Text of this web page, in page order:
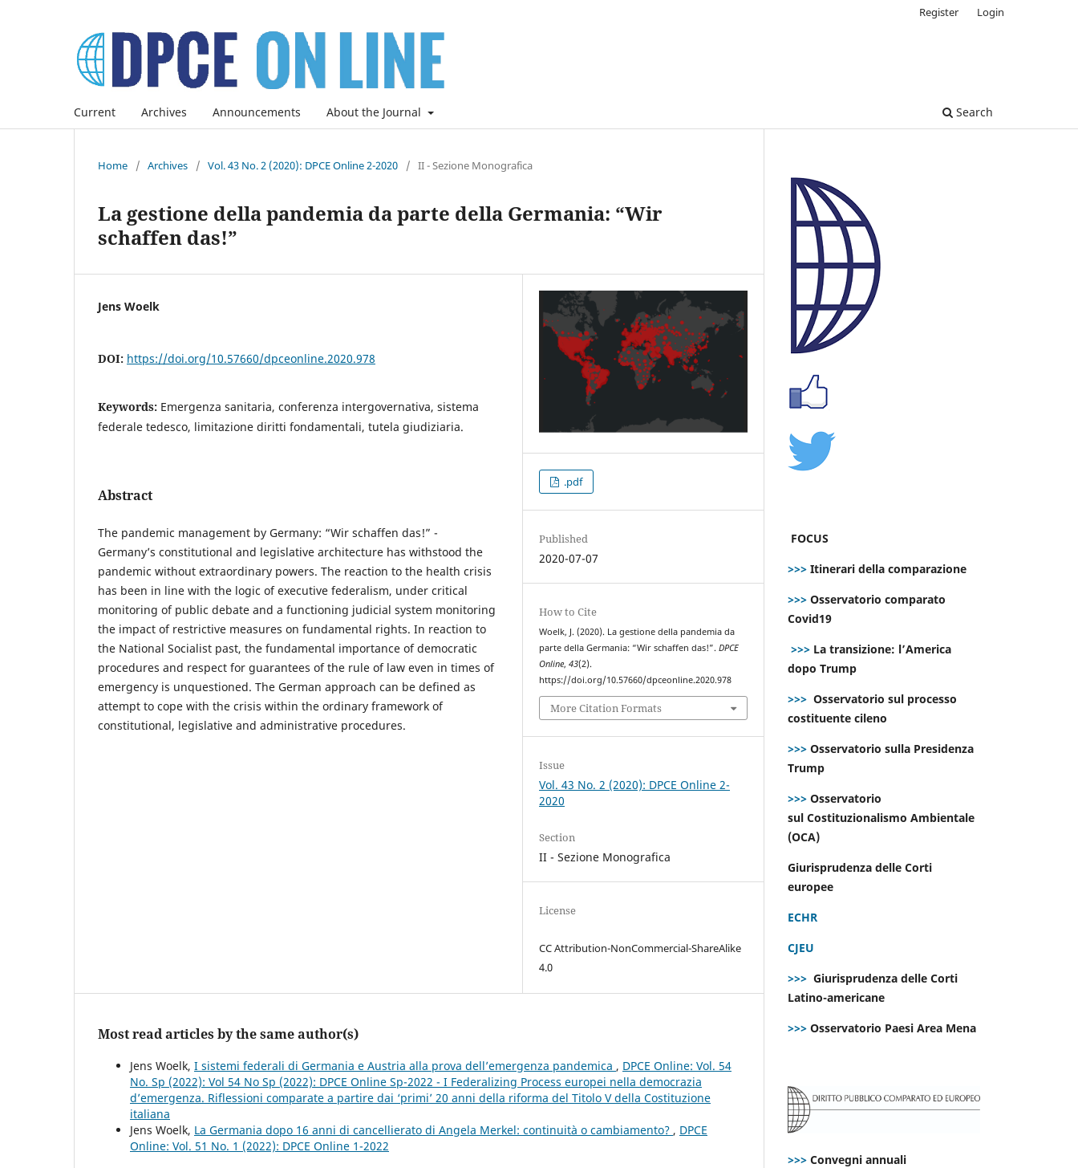
Current Archives Announcements About the Journal Search
Register Login
Home / Archives / Vol. 43 No. 2 (2020): DPCE Online 2-2020 / II - Sezione Monografica
La gestione della pandemia da parte della Germania: “Wir
schaffen das!”
Jens Woelk
DOI: https://doi.org/10.57660/dpceonline.2020.978
Keywords: Emergenza sanitaria, conferenza intergovernativa, sistema
federale tedesco, limitazione diritti fondamentali, tutela giudiziaria.
Abstract
The pandemic management by Germany: “Wir schaffen das!” -
Germany’s constitutional and legislative architecture has withstood the
pandemic without extraordinary powers. The reaction to the health crisis
has been in line with the logic of executive federalism, under critical
monitoring of public debate and a functioning judicial system monitoring
the impact of restrictive measures on fundamental rights. In reaction to
the National Socialist past, the fundamental importance of democratic
procedures and respect for guarantees of the rule of law even in times of
emergency is unquestioned. The German approach can be defined as
attempt to cope with the crisis within the ordinary framework of
constitutional, legislative and administrative procedures.
.pdf
Published
2020-07-07
How to Cite
Woelk, J. (2020). La gestione della pandemia da
parte della Germania: “Wir schaffen das!”.DPCE
Online,43(2).
https://doi.org/10.57660/dpceonline.2020.978
More Citation Formats
Issue
Vol. 43 No. 2 (2020): DPCE Online 2-
2020
Section
II - Sezione Monografica
License
CC Attribution-NonCommercial-ShareAlike
4.0
Most read articles by the same author(s)
Jens Woelk, I sistemi federali di Germania e Austria alla prova dell’emergenza pandemica , DPCE Online: Vol. 54
No. Sp (2022): Vol 54 No Sp (2022): DPCE Online Sp-2022 - I Federalizing Process europei nella democrazia
d’emergenza. Riflessioni comparate a partire dai ‘primi’ 20 anni della riforma del Titolo V della Costituzione
italiana
Jens Woelk, La Germania dopo 16 anni di cancellierato di Angela Merkel: continuità o cambiamento? , DPCE
Online: Vol. 51 No. 1 (2022): DPCE Online 1-2022
FOCUS
>>> Itinerari della comparazione
>>> Osservatorio comparato
Covid19
>>> La transizione: l’America
dopo Trump
>>> Osservatorio sul processo
costituente cileno
>>> Osservatorio sulla Presidenza
Trump
>>> Osservatorio
sul Costituzionalismo Ambientale
(OCA)
Giurisprudenza delle Corti
europee
ECHR
CJEU
>>> Giurisprudenza delle Corti
Latino-americane
>>> Osservatorio Paesi Area Mena
>>> Convegni annuali